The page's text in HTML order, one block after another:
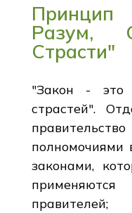
Разум,
Страсти"
"Закон - это
страстей".
полномочиями
законами,